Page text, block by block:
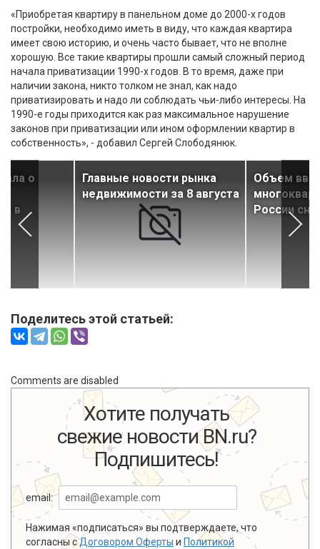
«Приобретая квартиру в панельном доме до 2000-х годов
постройки, необходимо иметь в виду, что каждая квартира
имеет свою историю, и очень часто бывает, что не вполне
хорошую. Все такие квартиры прошли самый сложный период
начала приватизации 1990-х годов. В то время, даже при
наличии закона, никто толком не знал, как надо
приватизировать и надо ли соблюдать чьи-либо интересы. На
1990-е годы приходится как раз максимальное нарушение
законов при приватизации или ином оформлении квартир в
собственность», - добавил Сергей Слободянюк.
о
в
Главные новости рынка
недвижимости за 8 августа
Объем
России
Поделитесь этой статьей:
Comments are disabled
Хотите получать
свежие новости BN.ru?
Подпишитесь!
email:
Нажимая «подписаться» вы подтверждаете, что
согласны сДоговором Оферты и Политикой